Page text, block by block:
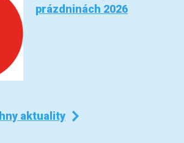
prázdninách 2026
aktuality